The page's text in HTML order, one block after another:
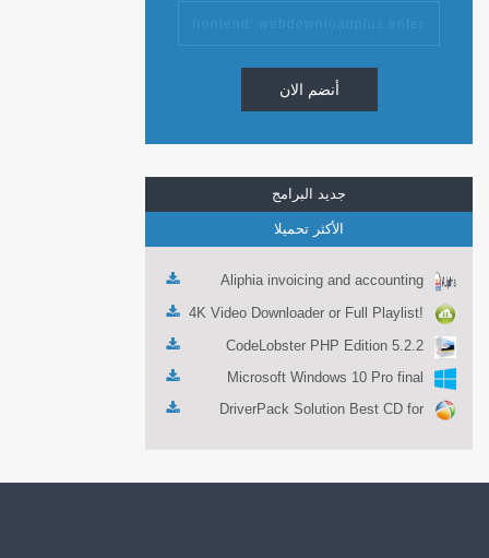
أنضم الان
جديد البرامج
الأكثر تحميلا
Aliphia invoicing and accounting
management 1.0.1
4K Video Downloader or Full Playlist!
3.4.5.1525
CodeLobster PHP Edition 5.2.2
Microsoft Windows 10 Pro final
DriverPack Solution Best CD for